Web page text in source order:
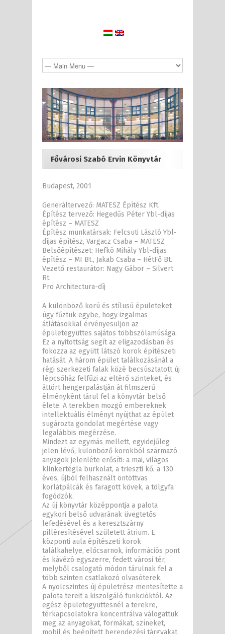
Fővárosi Szabó Ervin Könyvtár
Budapest, 2001
Generáltervező: MATESZ Építész Kft.
Építész tervező: Hegedűs Péter Ybl-díjas
építész – MATESZ
Építész munkatársak: Felcsuti László Ybl-
díjas építész, Vargacz Csaba – MATESZ
Belsőépítészet: Hefkó Mihály Ybl-díjas
építész – MI Bt., Jakab Csaba – HétFő Bt.
Vezető restaurátor: Nagy Gábor – Silvert
Rt.
Pro Architectura-díj
A különböző korú és stílusú épületeket
úgy fűztük egybe, hogy izgalmas
átlátásokkal érvényesüljön az
épületegyüttes sajátos többszólamúsága.
Ez a nyitottság segít az eligazodásban és
fokozza az együtt látszó korok építészeti
hatását. A három épület találkozásánál a
régi szerkezeti falak közé becsúsztatott új
lépcsőház felfűzi az eltérő szinteket, és
áttört hengerpalástján át filmszerű
élményként tárul fel a könyvtár belső
élete. A terekben mozgó embereknek
intellektuális élményt nyújthat az épület
sugározta gondolat megértése vagy
legalábbis megérzése.
Mindezt az egymás mellett, egyidejűleg
jelen lévő, különböző korokból származó
anyagok jelenléte erősíti: a mai, világos
klinkertégla burkolat, a trieszti kő, a 130
éves, újból felhasznált öntöttvas
korlátpálcák és faragott kövek, a tölgyfa
fogódzók.
Az új könyvtár középpontja a palota
egykori belső udvarának üvegtetős
lefedésével és a keresztszárny
pilléresítésével született átrium. E
központi aula építészeti korok
találkahelye, előcsarnok, információs pont
és kávézó egyszerre, fedett városi tér,
melyből csalogató módon tárulnak fel a
több szinten csatlakozó olvasóterek.
A nyolcszintes új épületrész mentesítette a
palota tereit a kiszolgáló funkcióktól. Az
egész épületegyüttesnél a terekre,
térkapcsolatokra koncentrálva válogattuk
meg az anyagokat, formákat, színeket,